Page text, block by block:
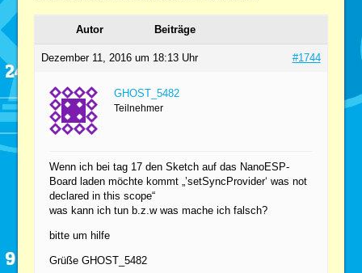
Autor Beiträge
Dezember 11, 2016 um 18:13 Uhr #1744
GHOST_5482
Teilnehmer
Wenn ich bei tag 17 den Sketch auf das NanoESP-
Board laden möchte kommt „’setSyncProvider‘ was not
declared in this scope“
was kann ich tun b.z.w was mache ich falsch?
bitte um hilfe
Grüße GHOST_5482